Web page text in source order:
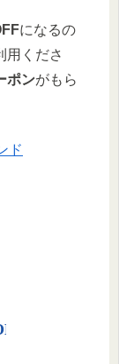
になるの
用くださ
ポンがもら
ド